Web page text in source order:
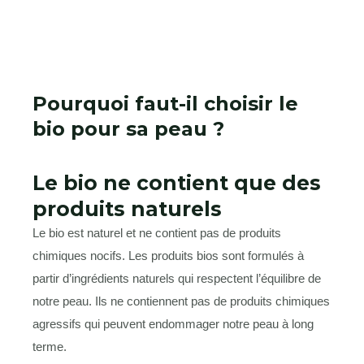
Pourquoi faut-il choisir le
bio pour sa peau ?
Le bio ne contient que des
produits naturels
Le bio est naturel et ne contient pas de produits
chimiques nocifs. Les produits bios sont formulés à
partir d’ingrédients naturels qui respectent l’équilibre de
notre peau. Ils ne contiennent pas de produits chimiques
agressifs qui peuvent endommager notre peau à long
terme.